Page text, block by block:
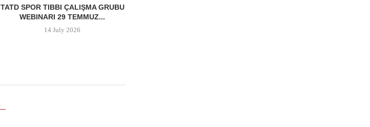
TATD SPOR TIBBI ÇALIŞMA GRUBU
WEBINARI 29 TEMMUZ...
14 July 2026